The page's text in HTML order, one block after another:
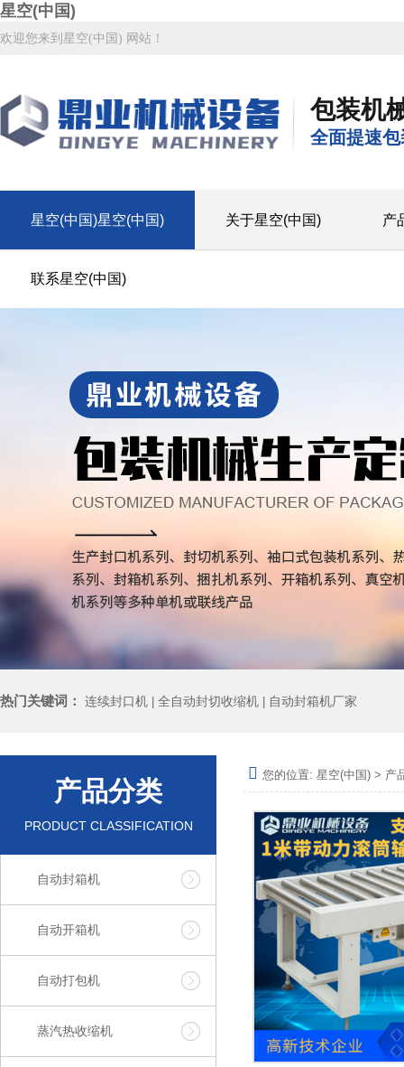
星空(中国)
欢迎您来到星空(中国) 网站！
包装机
全面提速
星空(中国)星空(中国) 关于星空(中国) 产
联系星空(中国)
热门关键词： 连续封口机 全自动封切收缩机 自动封箱机厂家
产品分类
PRODUCT CLASSIFICATION
自动封箱机
自动开箱机
自动打包机
蒸汽热收缩机
您的位置: 星空(中国) > 产